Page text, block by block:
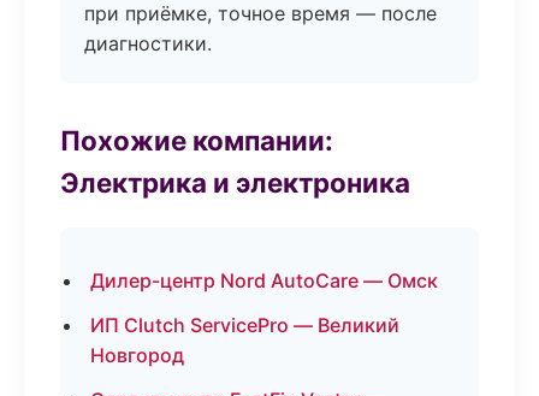
при приёмке, точное время — после
диагностики.
Похожие компании:
Электрика и электроника
Дилер-центр Nord AutoCare — Омск
ИП Clutch ServicePro — Великий
Новгород